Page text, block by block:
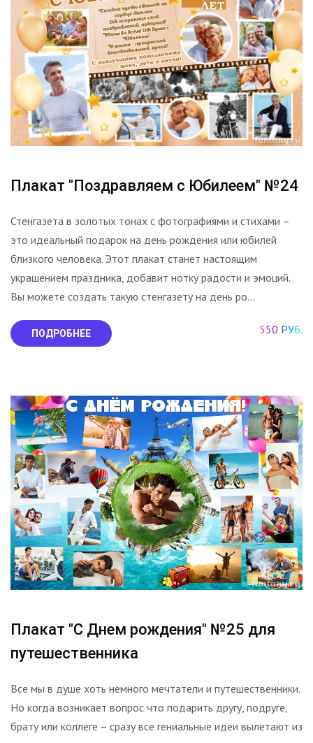
Плакат "Поздравляем с Юбилеем" №24
Стенгазета в золотых тонах с фотографиями и стихами –
это идеальный подарок на день рождения или юбилей
близкого человека. Этот плакат станет настоящим
украшением праздника, добавит нотку радости и эмоций.
Вы можете создать такую стенгазету на день ро...
ПОДРОБНЕЕ 550 РУБ.
Плакат "С Днем рождения" №25 для
путешественника
Все мы в душе хоть немного мечтатели и путешественники.
Но когда возникает вопрос что подарить другу, подруге,
брату или коллеге – сразу все гениальные идеи вылетают из